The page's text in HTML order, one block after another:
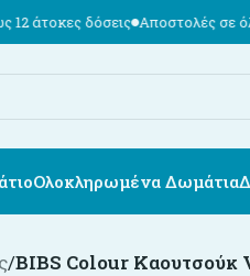
δόσεις Αποστολές σε όλη την
Ολοκληρωμένα Δωμάτια
/BIBS Colour